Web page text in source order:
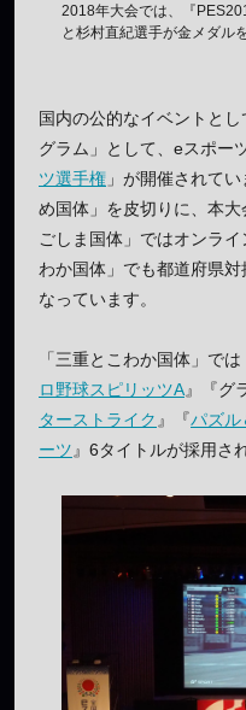
2018年大会では、『
と杉村直紀選手が金メダル
国内の公的なイベントと
グラム」として、eスポー
ツ選手権 」が開催されて
め国体」を皮切りに、本
ごしま国体」ではオンラ
わか国体」でも都道府県
なっています。
「三重とこわか国体」で
ロ野球スピリッツA』『グ
ターストライク 』『パズル
ーツ 』6タイトルが採用さ